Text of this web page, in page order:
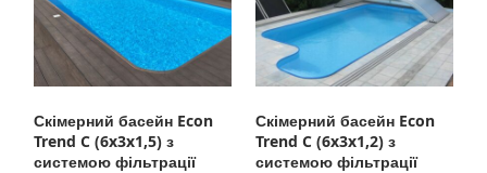
БАЖАНЬ
Скімерний басейн Econ
Trend C (6x3x1,5) з
системою фільтрації
Скімерний басейн Econ
Trend C (6x3x1,2) з
системою фільтрації